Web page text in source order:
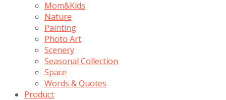
Mom&Kids
Nature
Painting
Photo Art
Scenery
Seasonal Collection
Space
Words & Quotes
Product